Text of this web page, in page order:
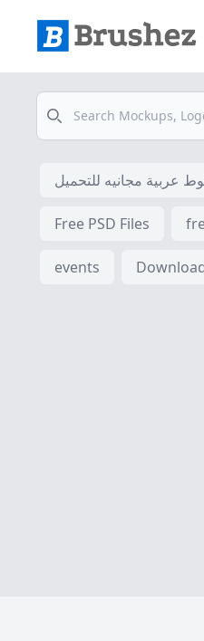
Search
عربية مجانيه للتحميل
Free PSD Files
events